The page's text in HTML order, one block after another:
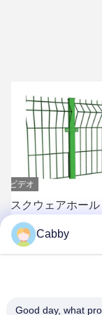
ビデオ
産業保護 ワイヤ
ンス 316 ステン
鋼 護線 高強度
お問い合
Cabby
Good day, what